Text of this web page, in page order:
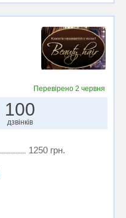
Перевірено 2 червня
100
дзвінків
1250 грн.